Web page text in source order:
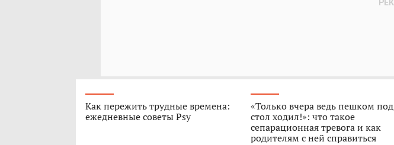
Как пережить трудные времена:
ежедневные советы Psy
«Только вчера ведь пешком под
стол ходил!»: что такое
сепарационная тревога и как
родителям с ней справиться